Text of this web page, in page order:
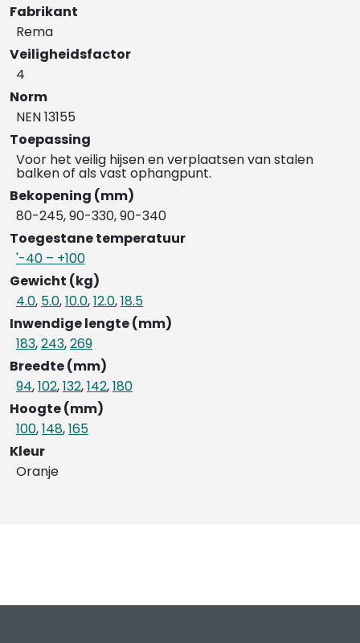
Fabrikant
Rema
Veiligheidsfactor
4
Norm
NEN 13155
Toepassing
Voor het veilig hijsen en verplaatsen van stalen
balken of als vast ophangpunt.
Bekopening (mm)
80-245, 90-330, 90-340
Toegestane temperatuur
'-40 – +100
Gewicht (kg)
4.0, 5.0,10.0,12.0,18.5
Inwendige lengte (mm)
183,243,269
Breedte (mm)
94,102,132,142,180
Hoogte (mm)
100,148,165
Kleur
Oranje